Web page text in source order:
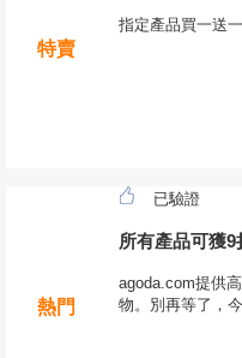
特賣
指定產品買一送
熱門
已驗證
所有產品可獲9
agoda.com提供
物。別再等了，